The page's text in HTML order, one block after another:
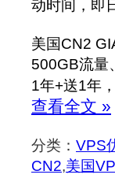
动时间，即
美国CN2
500GB流量
1年+送1年，
查看全文 »
分类： VPS
CN2,美国